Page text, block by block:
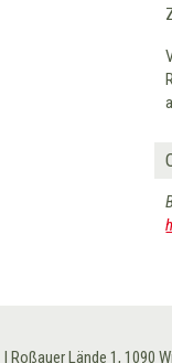
Roßauer Lände 1, 1090